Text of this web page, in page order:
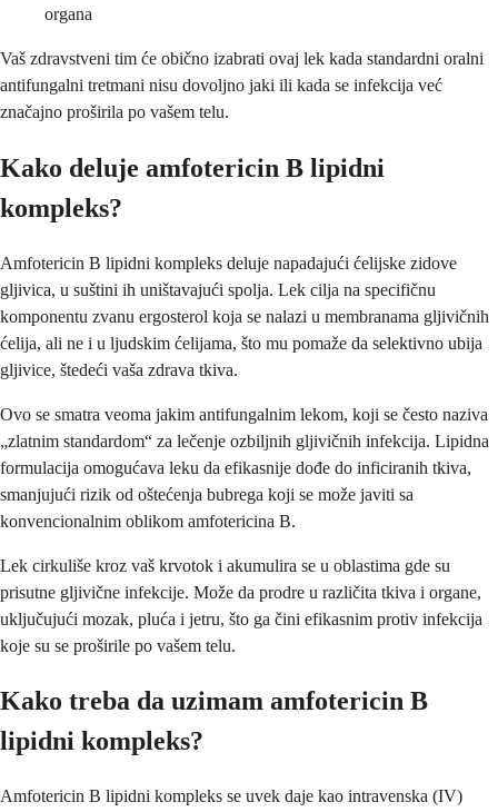
organa
Vaš zdravstveni tim će obično izabrati ovaj lek kada standardni oralni
antifungalni tretmani nisu dovoljno jaki ili kada se infekcija već
značajno proširila po vašem telu.
Kako deluje amfotericin B lipidni
kompleks?
Amfotericin B lipidni kompleks deluje napadajući ćelijske zidove
gljivica, u suštini ih uništavajući spolja. Lek cilja na specifičnu
komponentu zvanu ergosterol koja se nalazi u membranama gljivičnih
ćelija, ali ne i u ljudskim ćelijama, što mu pomaže da selektivno ubija
gljivice, štedeći vaša zdrava tkiva.
Ovo se smatra veoma jakim antifungalnim lekom, koji se često naziva
„zlatnim standardom“ za lečenje ozbiljnih gljivičnih infekcija. Lipidna
formulacija omogućava leku da efikasnije dođe do inficiranih tkiva,
smanjujući rizik od oštećenja bubrega koji se može javiti sa
konvencionalnim oblikom amfotericina B.
Lek cirkuliše kroz vaš krvotok i akumulira se u oblastima gde su
prisutne gljivične infekcije. Može da prodre u različita tkiva i organe,
uključujući mozak, pluća i jetru, što ga čini efikasnim protiv infekcija
koje su se proširile po vašem telu.
Kako treba da uzimam amfotericin B
lipidni kompleks?
Amfotericin B lipidni kompleks se uvek daje kao intravenska (IV)